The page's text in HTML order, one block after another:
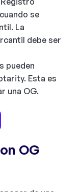
se
La
debe ser
pueden
Esta es
una OG.
OG